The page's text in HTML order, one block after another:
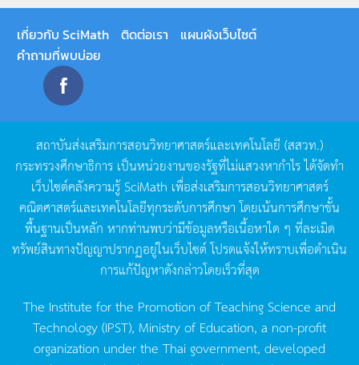
เกี่ยวกับ SciMath ติดต่อเรา
แผนผังเว็บไซต์
คำถามที่พบบ่อย
สถาบันส่งเสริมการสอนวิทยาศาสตร์และเทคโนโลยี (สสวท.)
กระทรวงศึกษาธิการ เป็นหน่วยงานของรัฐที่ไม่แสวงหากำไรได้จัดทำ
เว็บไซต์คลังความรู้SciMath เพื่อส่งเสริมการสอนวิทยาศาสตร์
คณิตศาสตร์และเทคโนโลยีทุกระดับการศึกษา โดยเน้นการศึกษาขั้น
พื้นฐานเป็นหลัก หากท่านพบว่ามีข้อมูลหรือเนื้อหาใด ๆ ที่ละเมิด
ทรัพย์สินทางปัญญาปรากฏอยู่ในเว็บไซต์โปรดแจ้งให้ทราบเพื่อดำเนิน
การแก้ปัญหาดังกล่าวโดยเร็วที่สุด
The Institute for the Promotion of Teaching Science and
Technology (IPST), Ministry of Education, a non-profit
organization under the Thai government, developed